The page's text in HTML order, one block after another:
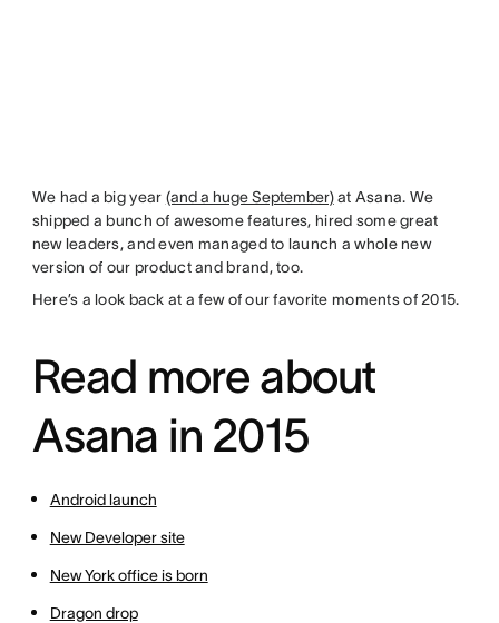
We had a big year (and a huge September)at Asana. We
shipped a bunch of awesome features, hired some great
new leaders, and even managed to launch a whole new
version of our product and brand, too.
Here’s a look back at a few of our favorite moments of 2015.
Read more about
Asana in 2015
Android launch
New Developer site
New York office is born
Dragon drop